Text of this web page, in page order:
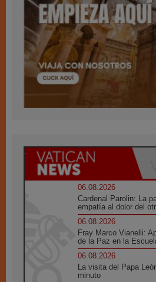
06.08.2026
Cardenal Parolin: La
empatía al dolor del
06.08.2026
Fray Marco Vianelli:
de la Paz en la
06.08.2026
La visita del Papa
minuto